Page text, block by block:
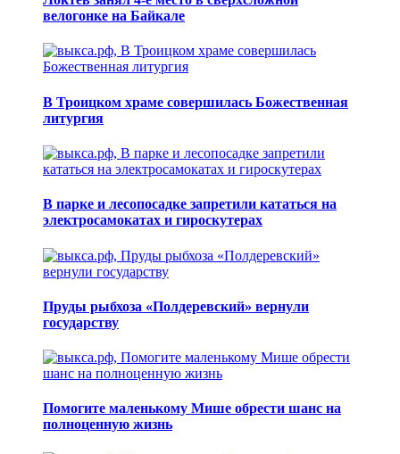
велогонке на Байкале
В Троицком храме совершилась Божественная
литургия
В парке и лесопосадке запретили кататься на
электросамокатах и гироскутерах
Пруды рыбхоза «Полдеревский» вернули
государству
Помогите маленькому Мише обрести шанс на
полноценную жизнь